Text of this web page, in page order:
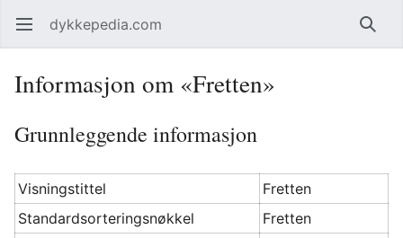
Åpne hovedmenyen dykkepedia.com Søk
Informasjon om «Fretten»
Grunnleggende informasjon
Visningstittel
Fretten
Standardsorteringsnøkkel
Fretten